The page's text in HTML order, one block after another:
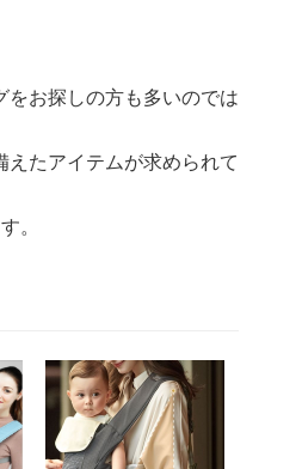
お探しの方も多いのでは
たアイテムが求められて
。